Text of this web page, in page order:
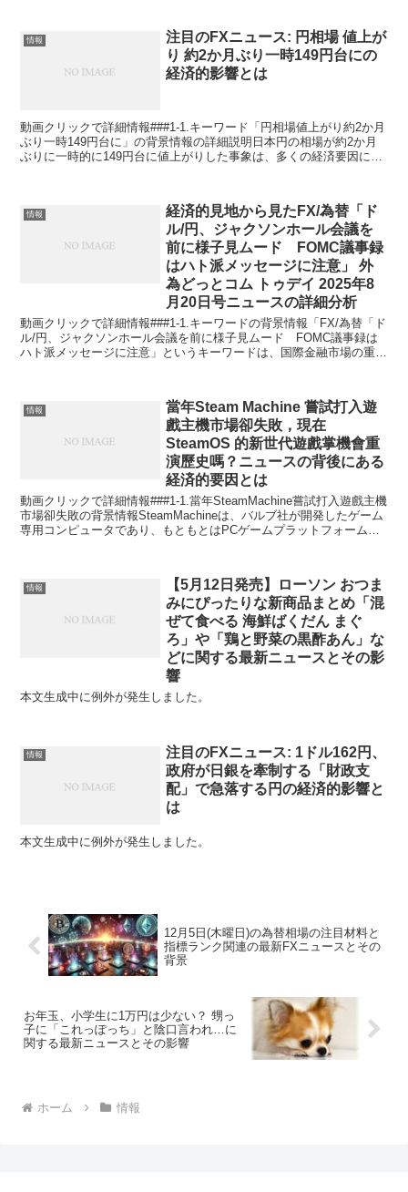
情報
注目のFXニュース: 円相場 値上が
り 約2か月ぶり一時149円台にの
経済的影響とは
動画クリックで詳細情報###1-1.キーワード「円相場値上がり約2か月
ぶり一時149円台に」の背景情報の詳細説明日本円の相場が約2か月
ぶりに一時的に149円台に値上がりした事象は、多くの経済要因に起
情報
経済的見地から見たFX/為替「ド
ル/円、ジャクソンホール会議を
前に様子見ムード FOMC議事録
はハト派メッセージに注意」 外
為どっとコム トゥデイ 2025年8
月20日号ニュースの詳細分析
動画クリックで詳細情報###1-1.キーワードの背景情報「FX/為替「ド
ル/円、ジャクソンホール会議を前に様子見ムード FOMC議事録は
ハト派メッセージに注意」というキーワードは、国際金融市場の重要
情報
當年Steam Machine 嘗試打入遊
戲主機市場卻失敗，現在
SteamOS 的新世代遊戲掌機會重
演歷史嗎？ニュースの背後にある
経済的要因とは
動画クリックで詳細情報###1-1.當年SteamMachine嘗試打入遊戲主機
市場卻失敗の背景情報SteamMachineは、バルブ社が開発したゲーム
専用コンピュータであり、もともとはPCゲームプラットフォームで
情報
【5月12日発売】ローソン おつま
みにぴったりな新商品まとめ「混
ぜて食べる 海鮮ばくだん まぐ
ろ」や「鶏と野菜の黒酢あん」な
どに関する最新ニュースとその影
響
本文生成中に例外が発生しました。
情報
注目のFXニュース: 1ドル162円、
政府が日銀を牽制する「財政支
配」で急落する円の経済的影響と
は
本文生成中に例外が発生しました。
12月5日(木曜日)の為替相場の注目材料と
指標ランク関連の最新FXニュースとその
背景
お年玉、小学生に1万円は少ない？ 甥っ
子に「これっぽっち」と陰口言われ…に
関する最新ニュースとその影響
ホーム 情報